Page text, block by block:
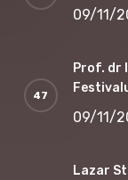
09/11/
Prof. dr
09/11/
Lazar